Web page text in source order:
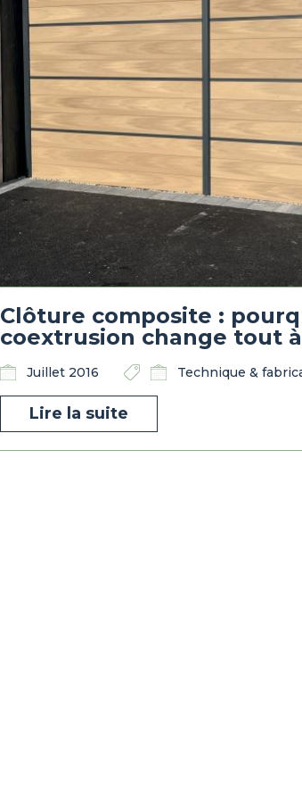
Clôture composite :
coextrusion change tout
Juillet 2016 Technique &
Lire la suite